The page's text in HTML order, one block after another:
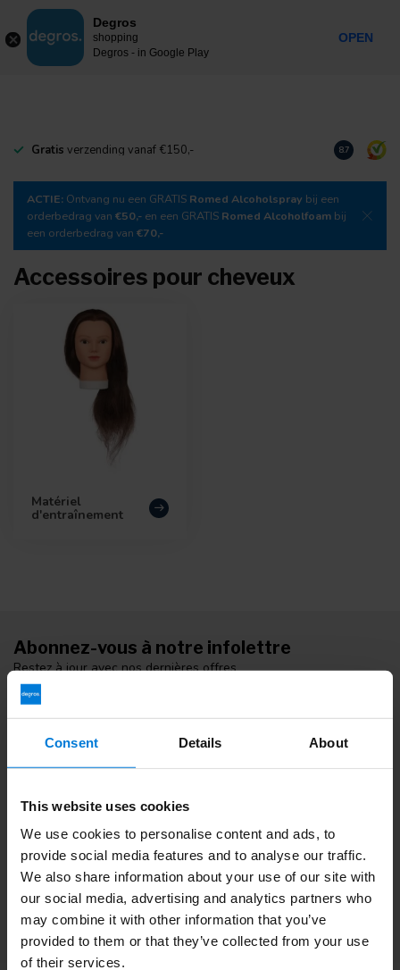
Consent Details About
This website uses cookies
We use cookies to personalise content and ads, to
provide social media features and to analyse our traffic.
We also share information about your use of our site with
our social media, advertising and analytics partners who
may combine it with other information that you’ve
provided to them or that they’ve collected from your use
of their services.
MENU
Gratis verzending vanaf €150,- Téléchargez
8.7
ACTIE: Ontvang nu een GRATIS Romed Alcoholspray bij een
orderbedrag van €50,- en een GRATIS Romed Alcoholfoam bij
een orderbedrag van €70,-
Accessoires pour cheveux
Matériel
d'entraînement
Si vous avez des questions, veuillez contacter notre équipe du
service clientèle. Ou consultez nos blogs informatifs.
Service à la clientèle
Consultez nos blogs
Abonnez-vous à notre infolettre
Restez à jour avec nos dernières offres
Degros
shopping
Degros - in Google Play
OPEN